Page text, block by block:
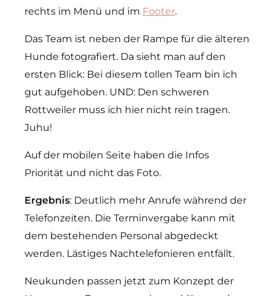
rechts im Menü und im Footer.
Das Team ist neben der Rampe für die älteren
Hunde fotografiert. Da sieht man auf den
ersten Blick: Bei diesem tollen Team bin ich
gut aufgehoben. UND: Den schweren
Rottweiler muss ich hier nicht rein tragen.
Juhu!
Auf der mobilen Seite haben die Infos
Priorität und nicht das Foto.
Ergebnis: Deutlich mehr Anrufe während der
Telefonzeiten. Die Terminvergabe kann mit
dem bestehenden Personal abgedeckt
werden. Lästiges Nachtelefonieren entfällt.
Neukunden passen jetzt zum Konzept der